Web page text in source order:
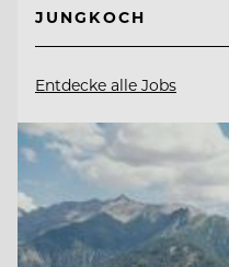
JUNGKOCH
Entdecke alle Jobs